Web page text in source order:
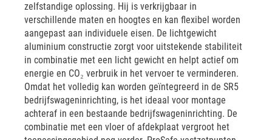
zelfstandige oplossing. Hij is verkrijgbaar in
verschillende maten en hoogtes en kan flexibel worden
aangepast aan individuele eisen. De lichtgewicht
aluminium constructie zorgt voor uitstekende stabiliteit
in combinatie met een licht gewicht en helpt actief om
energie en CO₂ verbruik in het vervoer te verminderen.
Omdat het volledig kan worden geïntegreerd in de SR5
bedrijfswageninrichting, is het ideaal voor montage
achteraf in een bestaande bedrijfswageninrichting. De
combinatie met een vloer of afdekplaat vergroot het